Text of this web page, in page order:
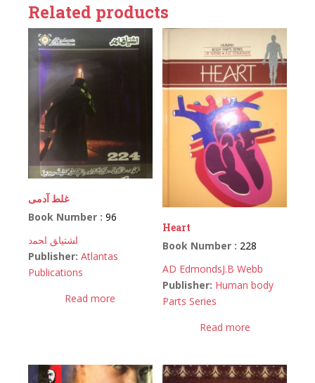
Related products
غلط آدمی
Book Number : 96
اﺸﺘﻴﺎﻖ اﺤﻤﺩ
Publisher: Atlantas
Publications
Read more
Heart
Book Number : 228
AD EdmondsJ.B Webb
Publisher: Human body
Parts Series
Read more